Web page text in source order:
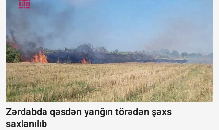
Zərdabda qəsdən yanğın törədən şəxs
saxlanılıb